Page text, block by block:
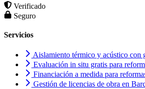
Verificado
Seguro
Servicios
Aislamiento térmico y acústico con
Evaluación in situ gratis para
Financiación a medida para
Gestión de licencias de obra en